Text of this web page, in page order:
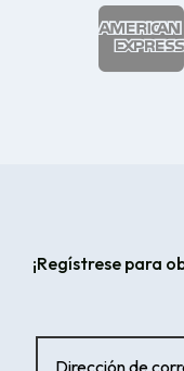

¡Regístrese para